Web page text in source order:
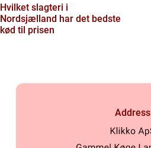
Hvilket slagteri i
Nordsjælland har det bedste
kød til prisen
Address